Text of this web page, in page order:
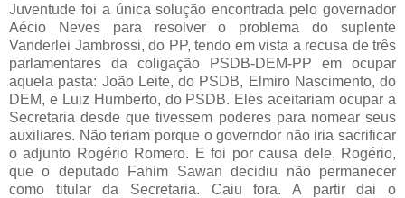
Juventude foi a única solução encontrada pelo governador
Aécio Neves para resolver o problema do suplente
Vanderlei Jambrossi, do PP, tendo em vista a recusa de três
parlamentares da coligação PSDB-DEM-PP em ocupar
aquela pasta: João Leite, do PSDB, Elmiro Nascimento, do
DEM, e Luiz Humberto, do PSDB. Eles aceitariam ocupar a
Secretaria desde que tivessem poderes para nomear seus
auxiliares. Não teriam porque o governdor não iria sacrificar
o adjunto Rogério Romero. E foi por causa dele, Rogério,
que o deputado Fahim Sawan decidiu não permanecer
como titular da Secretaria. Caiu fora. A partir dai o